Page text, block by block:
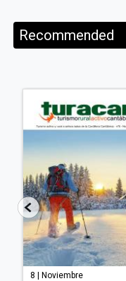
Recommended
8 | Noviembre